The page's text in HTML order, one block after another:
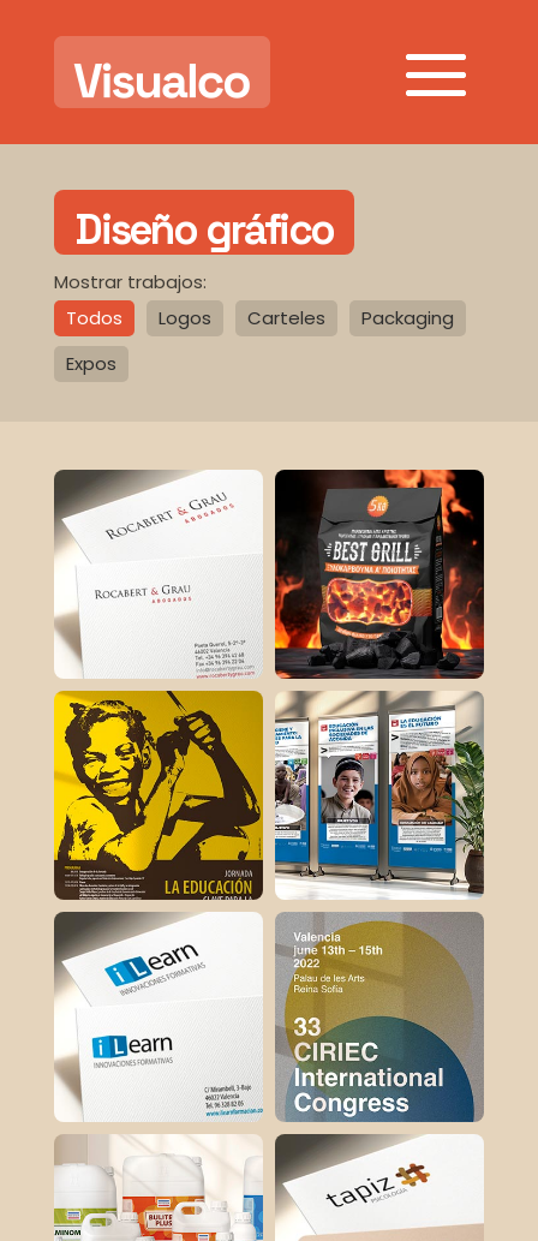
Diseño gráfico
Mostrar trabajos:
Todos
Logos Carteles
Packaging
Expos